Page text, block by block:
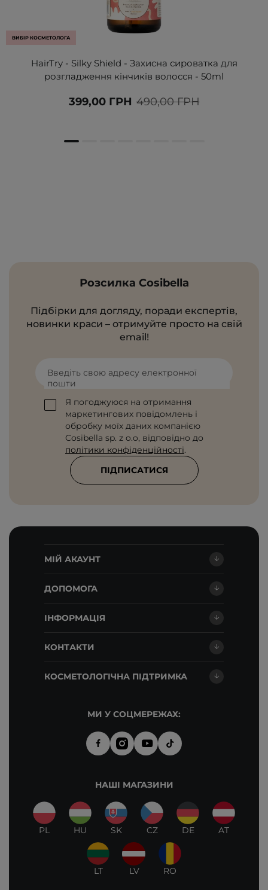
ВИБІР КОСМЕТОЛОГА
HairTry - Silky Shield - Захисна сироватка для
розгладження кінчиків волосся - 50ml
490,00 ГРН
399,00 ГРН
Розсилка Cosibella
Підбірки для догляду, поради експертів,
новинки краси – отримуйте просто на свій
email!
Введіть свою адресу електронної
пошти
Я погоджуюся на отримання
маркетингових повідомлень і
обробку моїх даних компанією
Cosibella sp. z o.o, відповідно до
політики конфіденційності.
ПІДПИСАТИСЯ
МІЙ АКАУНТ
ДОПОМОГА
ІНФОРМАЦІЯ
КОНТАКТИ
КОСМЕТОЛОГІЧНА ПІДТРИМКА
МИ У СОЦМЕРЕЖАХ:
НАШІ МАГАЗИНИ
PL HU SK CZ DE AT
LT LV RO